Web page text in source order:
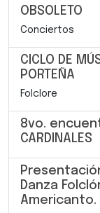
OBSOLETO
Conciertos
CICLO DE
PORTEÑA
Folclore
8vo.
CARDINALES
Danza
Americanto.